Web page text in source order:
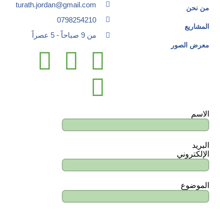
من نحن
المشاريع
معرض الصور
turath.jordan@gmail.com
0798254210
من 9 صباحاً - 5 عصراً
الاسم
البريد
الإلكتروني
الموضوع